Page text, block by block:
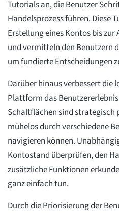
Tutorials an, die Benutzer
Handelsprozess führen. Diese
Erstellung eines Kontos bis
und vermitteln den Benutzern
um fundierte Entscheidungen
Darüber hinaus verbessert die
Plattform das
Schaltflächen sind strategisch
mühelos durch verschiedene
navigieren können.
Kontostand überprüfen, den
zusätzliche Funktionen
ganz einfach tun.
Durch die Priorisierung der